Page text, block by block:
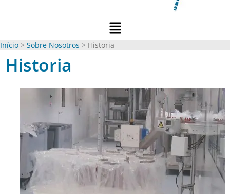
Menu
Início Sobre Nosotros Historia
Historia